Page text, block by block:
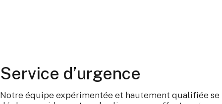
Service d’urgence
Notre équipe expérimentée et hautement qualifiée se